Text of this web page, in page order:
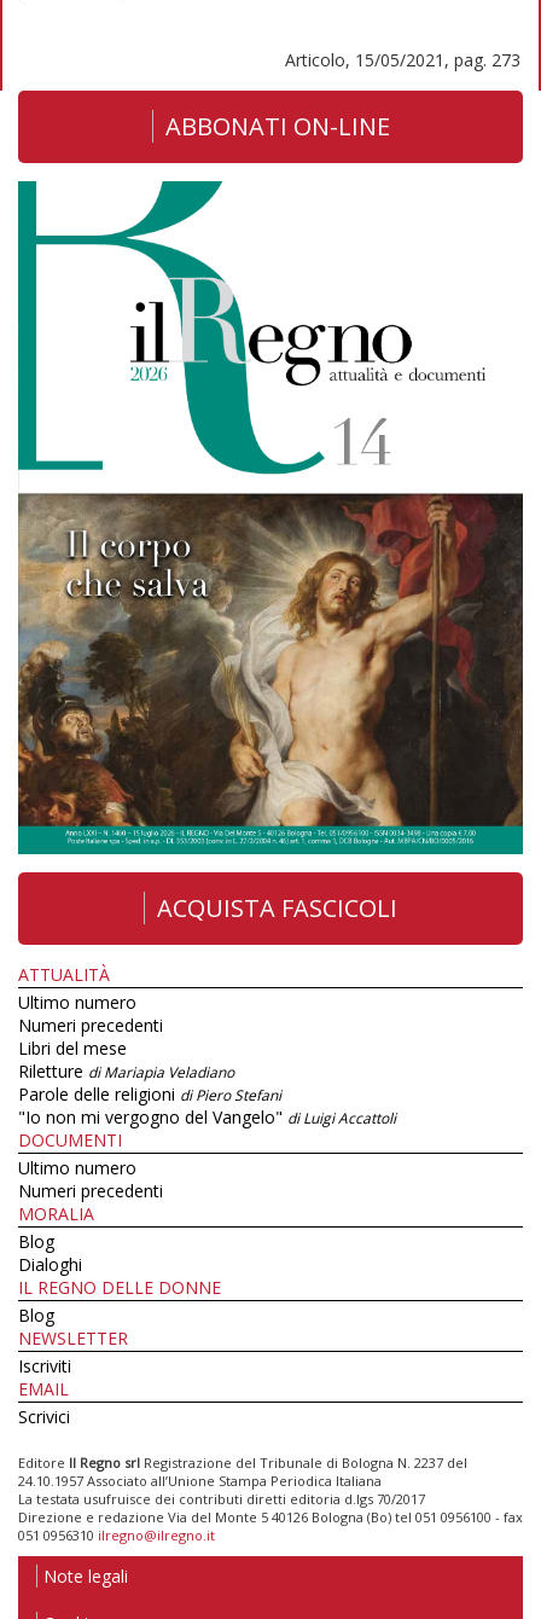
Articolo, 15/05/2021, pag. 273
ABBONATI ON-LINE
ACQUISTA FASCICOLI
ATTUALITÀ
Ultimo numero
Numeri precedenti
Libri del mese
Riletture di Mariapia Veladiano
Parole delle religioni di Piero Stefani
"Io non mi vergogno del Vangelo" di Luigi Accattoli
DOCUMENTI
Ultimo numero
Numeri precedenti
MORALIA
Blog
Dialoghi
IL REGNO DELLE DONNE
Blog
NEWSLETTER
Iscriviti
EMAIL
Scrivici
Editore Il Regno srl Registrazione del Tribunale di Bologna N. 2237 del
24.10.1957 Associato all’Unione Stampa Periodica Italiana
La testata usufruisce dei contributi diretti editoria d.lgs 70/2017
Direzione e redazione Via del Monte 5 40126 Bologna (Bo) tel 051 0956100 - fax
051 0956310 ilregno@ilregno.it
Note legali